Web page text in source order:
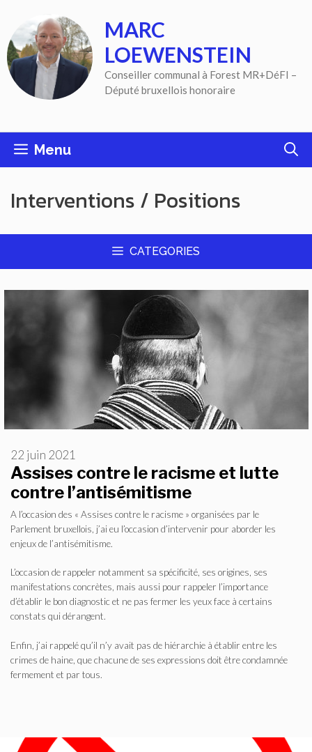
contenu
MARC
LOEWENSTEIN
Conseiller communal à Forest MR+DéFI –
Député bruxellois honoraire
Menu
Interventions / Positions
CATEGORIES
Assises contre le racisme et lutte
contre l’antisémitisme
22 juin 2021
A l’occasion des « Assises contre le racisme » organisées par le
Parlement bruxellois, j’ai eu l’occasion d’intervenir pour aborder les
enjeux de l’antisémitisme.
L’occasion de rappeler notamment sa spécificité, ses origines, ses
manifestations concrètes, mais aussi pour rappeler l’importance
d’établir le bon diagnostic et ne pas fermer les yeux face à certains
constats qui dérangent.
Enfin, j’ai rappelé qu’il n’y avait pas de hiérarchie à établir entre les
crimes de haine, que chacune de ses expressions doit être condamnée
fermement et par tous.